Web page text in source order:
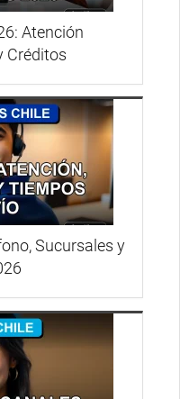
Atención
Créditos
Sucursales y